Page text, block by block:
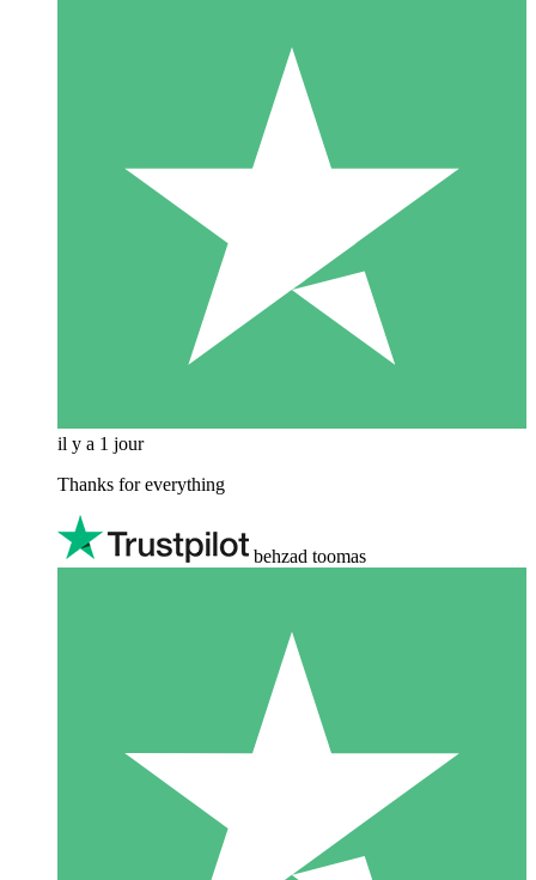
il y a 1 jour
Thanks for everything
behzad toomas